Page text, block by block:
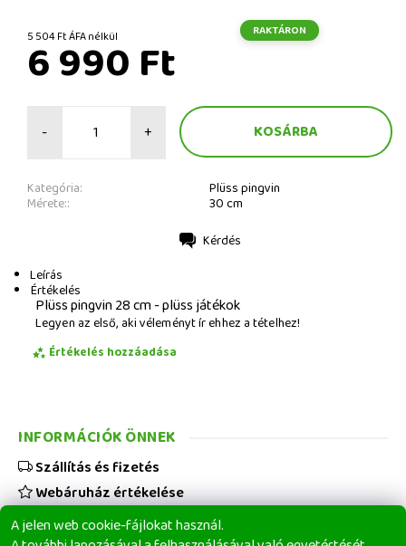
5 504 Ft ÁFA nélkül RAKTÁRON
6 990 Ft
- +
Kategória: Plüss pingvin
Mérete:: 30 cm
Kérdés
Leírás
Értékelés
Plüss pingvin 28 cm - plüss játékok
Legyen az első, aki véleményt ír ehhez a tételhez!
Értékelés hozzáadása
A jelen web cookie-fájlokat használ.
INFORMÁCIÓK ÖNNEK
Szállítás és fizetés
Webáruház értékelése
Viszonteladóknak